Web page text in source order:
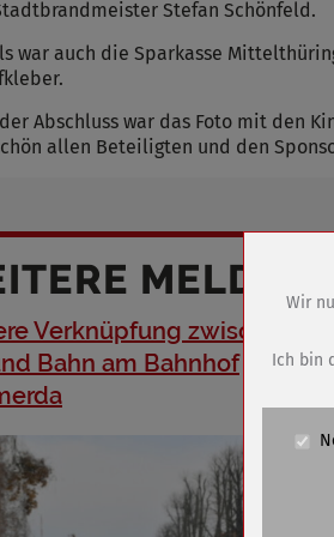
Stefan Schönfeld.
war auch die Sparkasse
Abschluss war das Foto mit den
allen Beteiligten und den
Verknüpfung zwischen
Bahn am Bahnhof
Anbieter
Cookie
Cookie
Wir
Ich bin